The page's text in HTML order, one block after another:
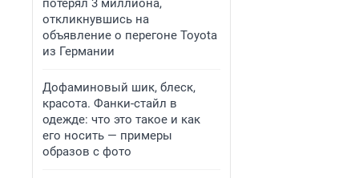
потерял 3 миллиона,
откликнувшись на
объявление о перегоне Toyota
из Германии
Дофаминовый шик, блеск,
красота. Фанки-стайл в
одежде: что это такое и как
его носить — примеры
образов с фото